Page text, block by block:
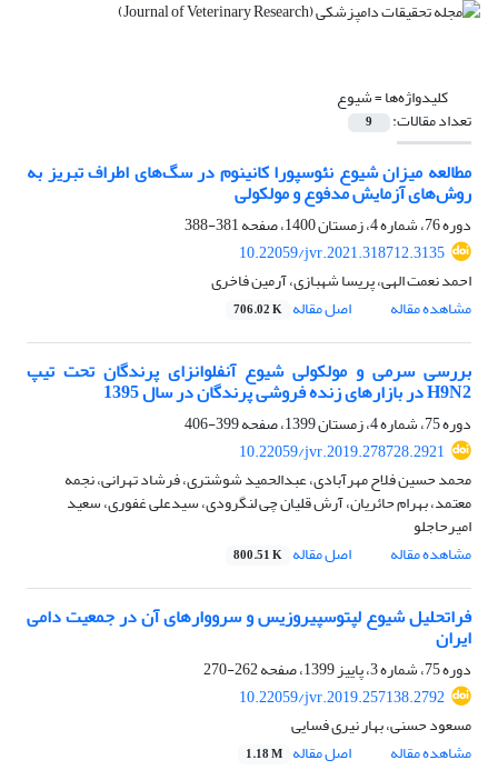
کلیدواژه‌ها =شیوع
تعداد مقالات: 9
مطالعه میزان شیوع نئوسپورا کانینوم در سگ‌های اطراف تبریز به
روش‌های آزمایش مدفوع و مولکولی
دوره 76، شماره 4، زمستان 1400، صفحه
381-388
10.22059/jvr.2021.318712.3135
احمد نعمت الهی، پریسا شهبازی، آرمین فاخری
مشاهده مقاله
اصل مقاله 706.02 K
بررسی سرمی و مولکولی شیوع آنفلوانزای پرندگان تحت تیپ
H9N2 در بازارهای زنده فروشی پرندگان در سال 1395
دوره 75، شماره 4، زمستان 1399، صفحه
399-406
10.22059/jvr.2019.278728.2921
محمد حسین فلاح مهرآبادی، عبدالحمید شوشتری، فرشاد تهرانی، نجمه
معتمد، بهرام حائریان، آرش قلیان چی لنگرودی، سیدعلی غفوری، سعید
امیرحاجلو
مشاهده مقاله
اصل مقاله 800.51 K
فراتحلیل شیوع لپتوسپیروزیس و سرووار‌‌های آن در جمعیت دامی
ایران
دوره 75، شماره 3، پاییز 1399، صفحه
262-270
10.22059/jvr.2019.257138.2792
مسعود حسنی، بهار نیری فسایی
مشاهده مقاله
اصل مقاله 1.18 M